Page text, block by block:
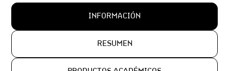
INFORMACIÓN
RESUMEN